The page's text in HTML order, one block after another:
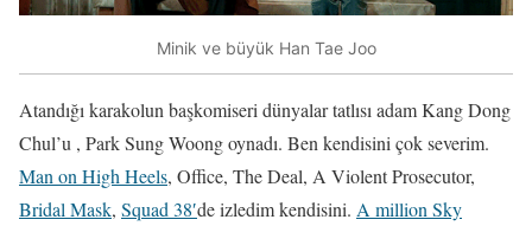
Minik ve büyük Han Tae Joo
Atandığı karakolun başkomiseri dünyalar tatlısı adam Kang Dong
Chul’u , Park Sung Woong oynadı. Ben kendisini çok severim.
Man on High Heels, Office, The Deal, A Violent Prosecutor,
Bridal Mask, Squad 38′de izledim kendisini. A million Sky